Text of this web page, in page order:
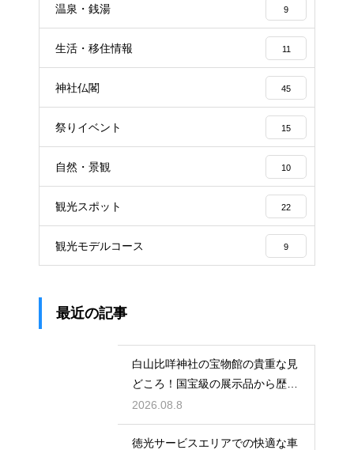
温泉・銭湯 9
生活・移住情報 11
神社仏閣 45
祭りイベント 15
自然・景観 10
観光スポット 22
観光モデルコース 9
最近の記事
白山比咩神社の宝物館の貴重な見
どころ！国宝級の展示品から歴史
を学ぶ
2026.08.8
徳光サービスエリアでの快適な車